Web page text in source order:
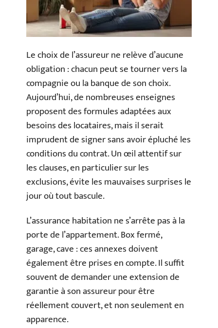
Le choix de l’assureur ne relève d’aucune
obligation : chacun peut se tourner vers la
compagnie ou la banque de son choix.
Aujourd’hui, de nombreuses enseignes
proposent des formules adaptées aux
besoins des locataires, mais il serait
imprudent de signer sans avoir épluché les
conditions du contrat. Un œil attentif sur
les clauses, en particulier sur les
exclusions, évite les mauvaises surprises le
jour où tout bascule.
L’assurance habitation ne s’arrête pas à la
porte de l’appartement. Box fermé,
garage, cave : ces annexes doivent
également être prises en compte. Il suffit
souvent de demander une extension de
garantie à son assureur pour être
réellement couvert, et non seulement en
apparence.